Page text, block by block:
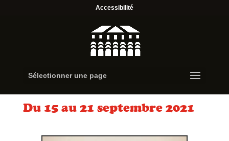
Accessibilité
Sélectionner une page
Du 15 au 21 septembre 2021